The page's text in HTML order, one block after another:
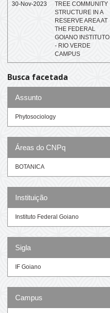
30-Nov-2023
TREE COMMUNITY
STRUCTURE IN A
RESERVE AREA AT
THE FEDERAL
GOIANO INSTITUTO
- RIO VERDE
CAMPUS
Busca facetada
Assunto
Phytosociology
Áreas do CNPq
BOTANICA
Instituição
Instituto Federal Goiano
Sigla
IF Goiano
Campus